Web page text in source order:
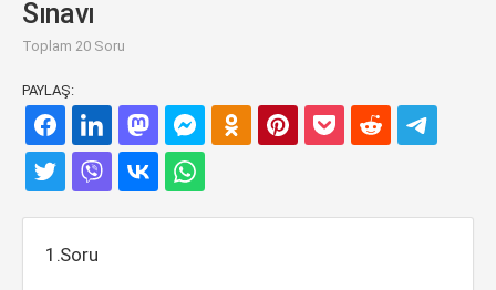
Sınavı
Toplam 20 Soru
PAYLAŞ:
1.Soru